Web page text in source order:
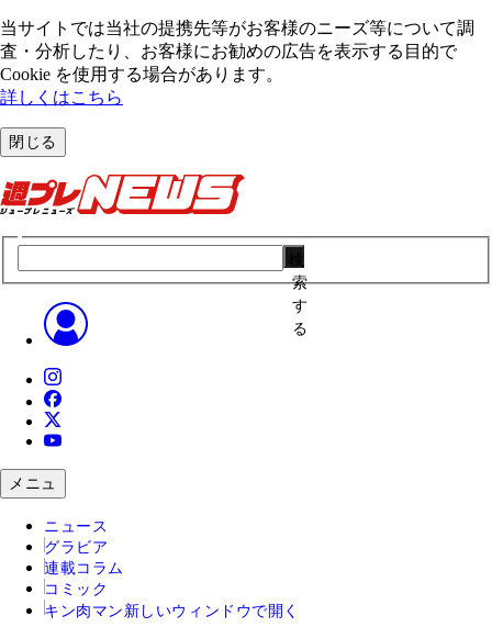
当サイトでは当社の提携先等がお客様のニーズ等について調
査・分析したり、お客様にお勧めの広告を表⽰する⽬的で
Cookie を使⽤する場合があります。
詳しくはこちら
閉じる
索
す
る
メニュ
ニュース
グラビア
連載コラム
コミック
キン肉マン 新しいウィンドウで開く